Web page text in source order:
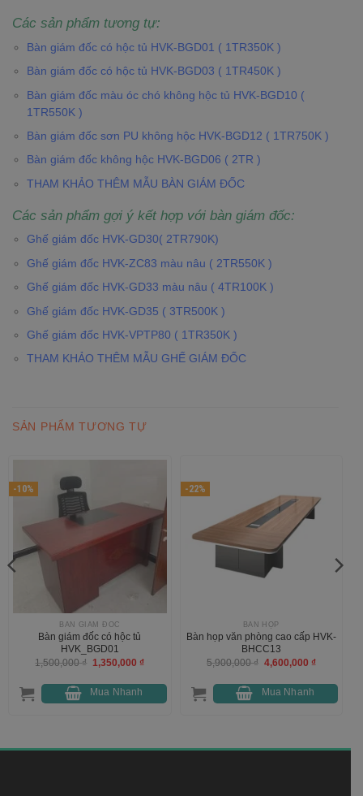
Các sản phẩm tương tự:
Bàn giám đốc có hộc tủ HVK-BGD01 ( 1TR350K )
Bàn giám đốc có hộc tủ HVK-BGD03 ( 1TR450K )
Bàn giám đốc màu óc chó không hộc tủ HVK-BGD10 (
1TR550K )
Bàn giám đốc sơn PU không hộc HVK-BGD12 ( 1TR750K )
Bàn giám đốc không hộc HVK-BGD06 ( 2TR )
THAM KHẢO THÊM MẪU BÀN GIÁM ĐỐC
Các sản phẩm gợi ý kết hợp với bàn giám đốc:
Ghế giám đốc HVK-GD30( 2TR790K)
Ghế giám đốc HVK-ZC83 màu nâu ( 2TR550K )
Ghế giám đốc HVK-GD33 màu nâu ( 4TR100K )
Ghế giám đốc HVK-GD35 ( 3TR500K )
Ghế giám đốc HVK-VPTP80 ( 1TR350K )
THAM KHẢO THÊM MẪU GHẾ GIÁM ĐỐC
SẢN PHẨM TƯƠNG TỰ
-10%
BÀN GIÁM ĐỐC
Bàn giám đốc có hộc tủ
HVK_BGD01
1,500,000₫ Giá
gốc
1,500,000 ₫.
1,350,000 ₫Giá
1,350,000 ₫.
Mua Nhanh
-22%
BÀN HỌP
Bàn họp văn phòng cao cấp HVK-
BHCC13
5,900,000₫ Giá
gốc
5,900,000 ₫.
4,600,000 ₫Giá
Mua Nhanh